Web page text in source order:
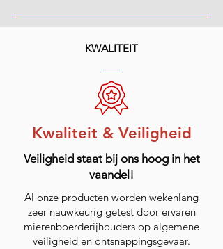
KWALITEIT
Kwaliteit & Veiligheid
Veiligheid staat bij ons hoog in het
vaandel!
Al onze producten worden wekenlang
zeer nauwkeurig getest door ervaren
mierenboerderijhouders op algemene
veiligheid en ontsnappingsgevaar.